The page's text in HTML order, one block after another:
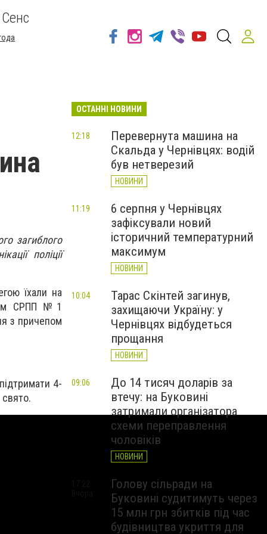
загиблого
поліції
їхали на
СРПП №1
з причепом
4-
свято.
ОСТАННІ НОВИНИ
Перевернута машина на
Скальда у Чернівцях: водій
був нетверезий
НОВИНИ
12:18
6 серпня у Чернівцях
зафіксували новий
історичний температурний
максимум
НОВИНИ
11:19
Тарас Скінтей загинув,
захищаючи Україну: у
Чернівцях відбудеться
прощання
НОВИНИ
10:04
До 14 тисяч доларів за
втечу: на Буковині
затримали організатора
схеми переправлення
чоловіків
НОВИНИ
09:06
Голову сільради на
Буковині судитимуть через
15 млн грн збитків під час
будівництва укриття для